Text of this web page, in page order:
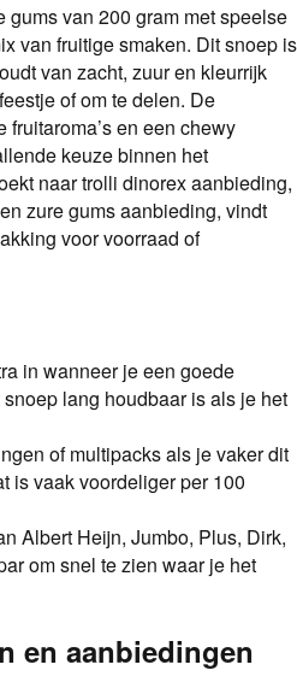
van 200 gram met speelse
van fruitige smaken. Dit snoep is
van zacht, zuur en kleurrijk
of om te delen. De
en een chewy
keuze binnen het
naar trolli dinorex aanbieding,
zure gums aanbieding, vindt
voor voorraad of
in wanneer je een goede
lang houdbaar is als je het
of multipacks als je vaker dit
is vaak voordeliger per 100
Albert Heijn, Jumbo, Plus, Dirk,
om snel te zien waar je het
en aanbiedingen